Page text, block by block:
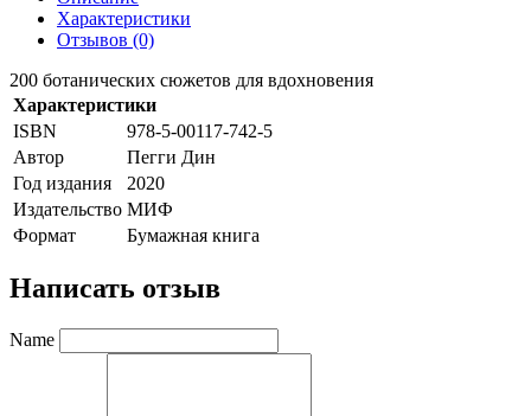
Характеристики
Отзывов (0)
200 ботанических сюжетов для вдохновения
Характеристики
ISBN
978-5-00117-742-5
Автор
Пегги Дин
Год издания
2020
Издательство МИФ
Формат
Бумажная книга
Написать отзыв
Name